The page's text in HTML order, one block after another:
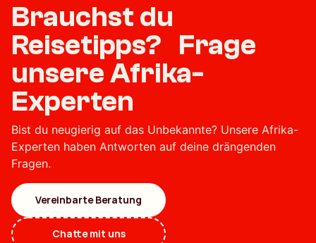
Brauchst du
Reisetipps? Frage
unsere Afrika-
Experten
Bist du neugierig auf das Unbekannte? Unsere Afrika-
Experten haben Antworten auf deine drängenden
Fragen.
Vereinbarte Beratung
Chatte mit uns